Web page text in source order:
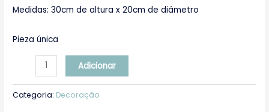
Medidas: 30cm de altura x 20cm de diámetro
Pieza única
Adicionar
Categoria: Decoração